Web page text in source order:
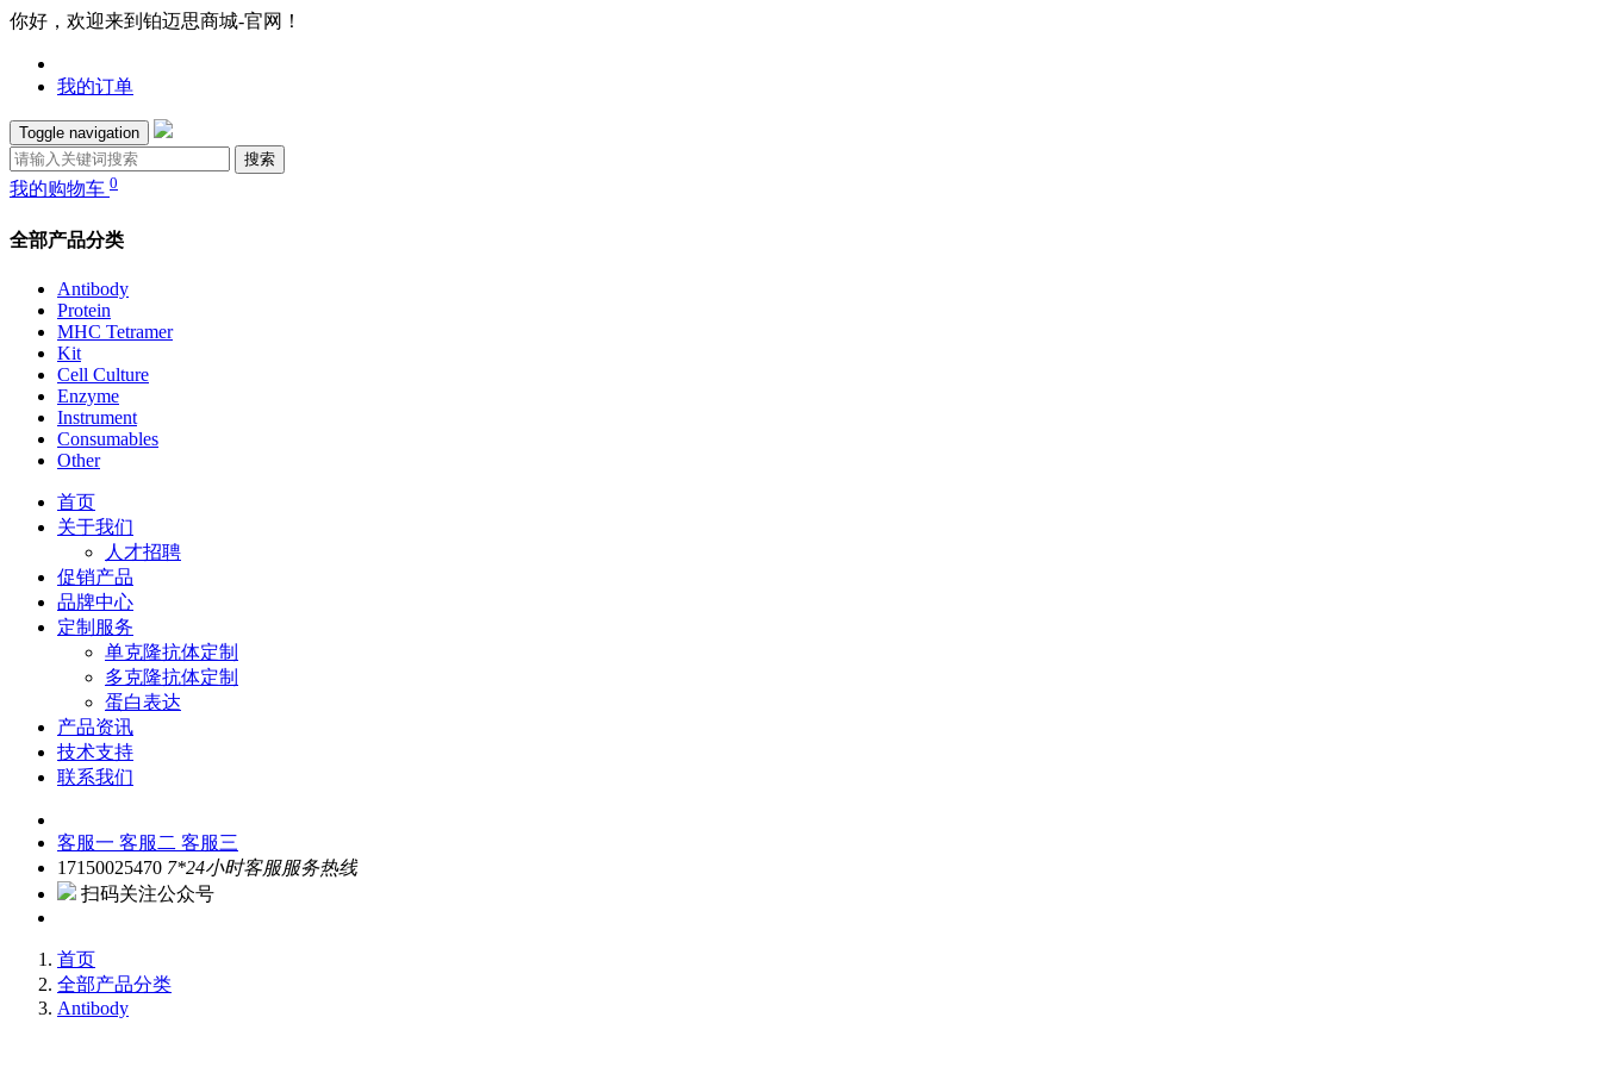
你好，欢迎来到铂迈思商城-官网！
我的订单
Toggle navigation
搜索
我的购物车 0
全部产品分类
Antibody
Protein
MHC Tetramer
Kit
Cell Culture
Enzyme
Instrument
Consumables
Other
首页
关于我们
人才招聘
促销产品
品牌中心
定制服务
单克隆抗体定制
多克隆抗体定制
蛋白表达
产品资讯
技术支持
联系我们
客服一 客服二 客服三
17150025470 7*24小时客服服务热线
扫码关注公众号
首页
全部产品分类
Antibody